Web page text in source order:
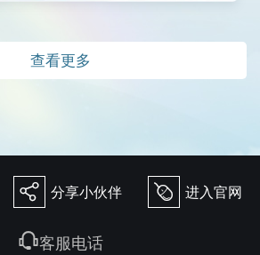
查看更多
򰀂 分享小伙伴 򰀄 进入官网
򰀃客服电话